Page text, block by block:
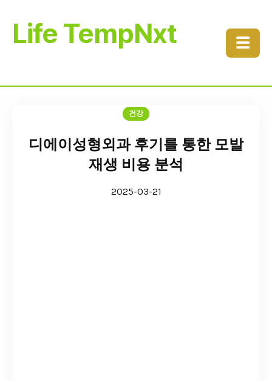
Life TempNxt ☰
건강
디에이성형외과 후기를 통한 모발
재생 비용 분석
2025-03-21